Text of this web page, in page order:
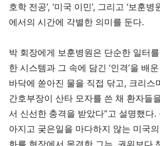
호학 전공’, ‘미국 이민’, 그리고 ‘보훈
에서의 시간에 각별한 의미를 둔다.
박 회장에게 보훈병원은 단순한 일터
한 시스템과 그 속에 담긴 ‘인격’을 배
바닥에 쏟아진 물을 직접 닦고, 크리스
간호부장이 산타 모자를 쓴 채 환자들
서 신선한 충격을 받았다”고 설명했다
아지고 궂은일을 마다하지 않는 미국의